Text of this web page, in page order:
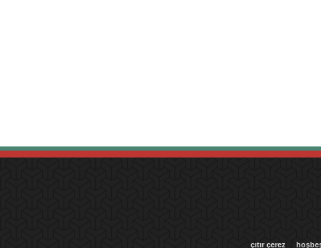
çıtır çerez